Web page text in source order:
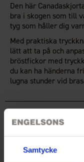
Samtycke
Den här
bra i skogen som till
tyg som håller dig
Med praktiska
lätt att ta på och
bröstfickor med
du kan ha händerna
lugna stunder vid
Teknisk specifikation
Storleksguide